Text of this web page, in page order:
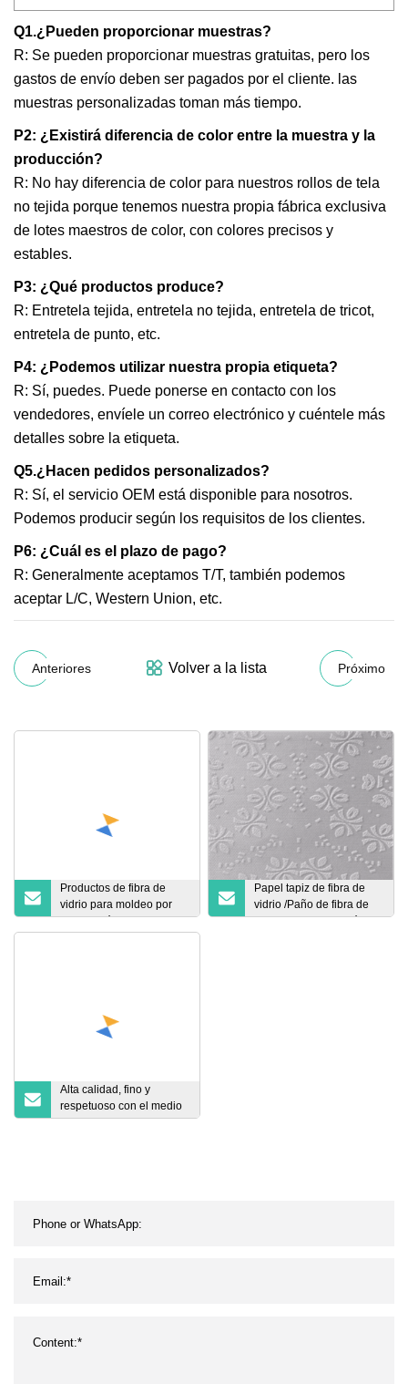
Q1.¿Pueden proporcionar muestras?
R: Se pueden proporcionar muestras gratuitas, pero los
gastos de envío deben ser pagados por el cliente. las
muestras personalizadas toman más tiempo.
P2: ¿Existirá diferencia de color entre la muestra y la
producción?
R: No hay diferencia de color para nuestros rollos de tela
no tejida porque tenemos nuestra propia fábrica exclusiva
de lotes maestros de color, con colores precisos y
estables.
P3: ¿Qué productos produce?
R: Entretela tejida, entretela no tejida, entretela de tricot,
entretela de punto, etc.
P4: ¿Podemos utilizar nuestra propia etiqueta?
R: Sí, puedes. Puede ponerse en contacto con los
vendedores, envíele un correo electrónico y cuéntele más
detalles sobre la etiqueta.
Q5.¿Hacen pedidos personalizados?
R: Sí, el servicio OEM está disponible para nosotros.
Podemos producir según los requisitos de los clientes.
P6: ¿Cuál es el plazo de pago?
R: Generalmente aceptamos T/T, también podemos
aceptar L/C, Western Union, etc.
Anteriores Volver a la lista Próximo
Productos de fibra de
vidrio para moldeo por
compresión SMC Roving
Papel tapiz de fibra de
vidrio /Paño de fibra de
vidrio para decoración de
Alta calidad, fino y
respetuoso con el medio
ambiente.